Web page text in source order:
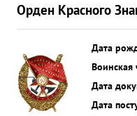
Орден Красного
Дата
Воинская
Дата
Дата